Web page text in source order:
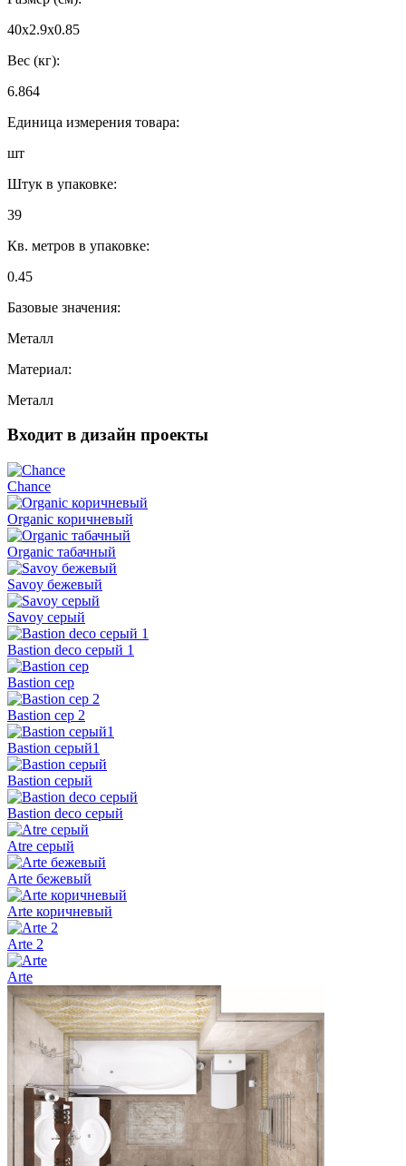
40x2.9x0.85
Вес (кг):
6.864
Единица измерения товара:
шт
Штук в упаковке:
39
Кв. метров в упаковке:
0.45
Базовые значения:
Металл
Материал:
Металл
Входит в дизайн проекты
Chance
Organic коричневый
Organic табачный
Savoy бежевый
Savoy серый
Bastion deco серый 1
Bastion сер
Bastion сер 2
Bastion серый1
Bastion серый
Bastion deco серый
Atre серый
Arte бежевый
Arte коричневый
Arte 2
Arte